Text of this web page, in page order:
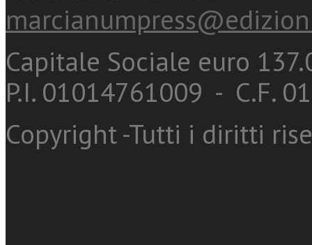
Capitale Sociale euro
P.I. 01014761009 - C.F.
Copyright -Tutti i diritti